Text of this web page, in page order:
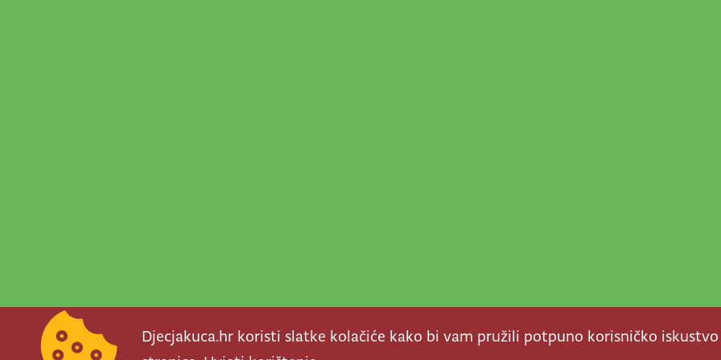
Djecjakuca.hr koristi slatke kolačiće kako bi vam pružili potpuno korisničko